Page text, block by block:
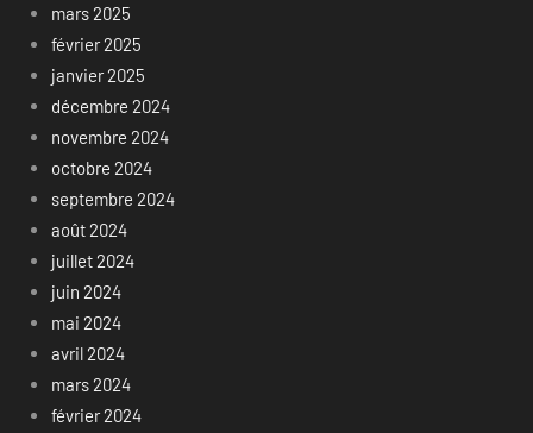
mars 2025
février 2025
janvier 2025
décembre 2024
novembre 2024
octobre 2024
septembre 2024
août 2024
juillet 2024
juin 2024
mai 2024
avril 2024
mars 2024
février 2024